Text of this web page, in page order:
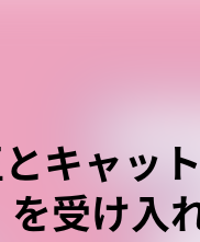
キャッ
受け入